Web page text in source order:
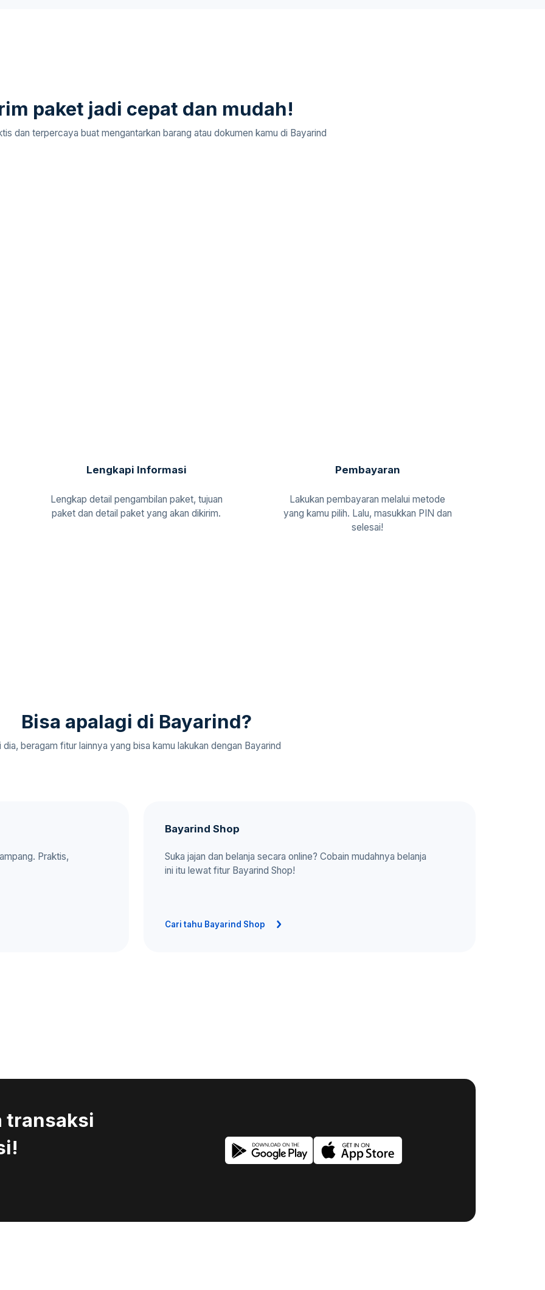
paket jadi cepat dan mudah!
dan terpercaya buat mengantarkan barang atau dokumen kamu di Bayarind
Lengkapi Informasi
Lengkap detail pengambilan paket, tujuan
paket dan detail paket yang akan dikirim.
Pembayaran
Lakukan pembayaran melalui metode
yang kamu pilih. Lalu, masukkan PIN dan
selesai!
Bisa apalagi di Bayarind?
dia, beragam fitur lainnya yang bisa kamu lakukan dengan Bayarind
Praktis,
Bayarind Shop
Suka jajan dan belanja secara online? Cobain mudahnya belanja
ini itu lewat fitur Bayarind Shop!
Cari tahu Bayarind Shop
transaksi